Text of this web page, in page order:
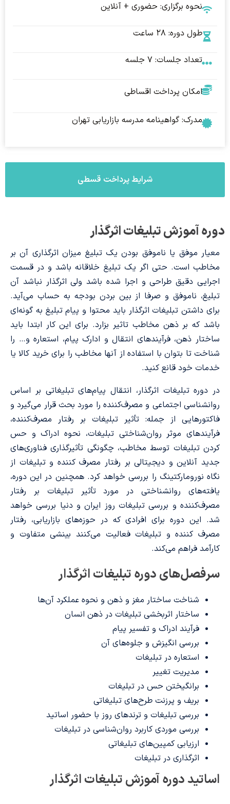
دوره آموزش تبلیغات اثرگذار
معیار موفق یا ناموفق بودن یک تبلیغ میزان اثرگذاری آن بر
مخاطب است. حتی اگر یک تبلیغ خلاقانه باشد و در قسمت
اجرایی دقیق طراحی و اجرا شده باشد ولی اثرگذار نباشد آن
تبلیغ، ناموفق و صرفا از بین بردن بودجه به حساب می‌آید.
برای داشتن تبلیغات اثرگذار باید محتوا و پیام تبلیغ به گونه‌ای
باشد که بر ذهن مخاطب تاثیر بزارد. برای این کار ابتدا باید
ساختار ذهن، فرآیندهای انتقال و ادارک پیام، استعاره و… را
شناخت تا بتوان با استفاده از آنها مخاطب را برای خرید کالا یا
خدمات خود قانع کنید.
در دوره تبلیغات اثرگذار، انتقال پیام‌های تبلیغاتی بر اساس
روانشناسی اجتماعی و مصرف‌کننده را مورد بحث قرار می‌گیرد و
فاکتورهایی از جمله: تأثیر تبلیغات بر رفتار مصرف‌کننده،
فرآیندهای موثر روان‌شناختی تبلیغات، نحوه ادراک و حس
کردن تبلیغات توسط مخاطب، چگونگی تأثیرگذاری فناوری‌های
جدید آنلاین و دیجیتالی بر رفتار مصرف کننده و تبلیغات از
نگاه نورومارکتینگ را بررسی خواهد کرد. همچنین در این دوره،
یافته‌های روانشناختی در مورد تأثیر تبلیغات بر رفتار
مصرف‌کننده و بررسی تبلیغات روز ایران و دنیا بررسی خواهد
شد. این دوره برای افرادی که در حوزه‌های بازاریابی، رفتار
مصرف کننده و تبلیغات فعالیت می‌کنند بینشی متفاوت و
کارآمد فراهم می‌کند.
سرفصل‌های دوره تبلیغات اثرگذار
شناخت ساختار مغز و ذهن و نحوه عملکرد آن‌ها
ساختار اثربخشی تبلیغات در ذهن انسان
فرآیند ادراک و تفسیر پیام
بررسی انگیزش و جلوه‌های آن
استعاره در تبلیغات
مدیریت تغییر
برانگیختن حس در تبلیغات
بریف و پرزنت طرح‌های تبلیغاتی
بررسی تبلیغات و ترندهای روز با حضور اساتید
بررسی موردی کاربرد روان‌شناسی در تبلیغات
ارزیابی کمپین‌های تبلیغاتی
اثرگذاری در تبلیغات
اساتید دوره آموزش تبلیغات اثرگذار
نحوه برگزاری: حضوری + آنلاین
طول دوره: ۲۸ ساعت
تعداد جلسات: ۷ جلسه
امکان پرداخت اقساطی
مدرک: گواهینامه مدرسه بازاریابی تهران
شرایط پرداخت قسطی